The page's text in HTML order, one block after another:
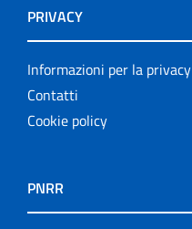
PRIVACY
Informazioni per la privacy
Contatti
Cookie policy
PNRR